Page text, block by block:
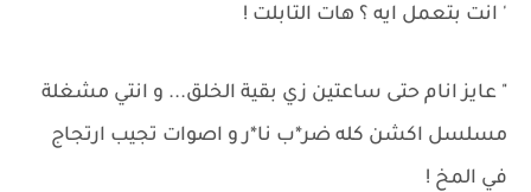
' انت بتعمل ايه ؟ هات التابلت !
" عايز انام حتى ساعتين زي بقية الخلق... و انتي مشغلة
مسلسل اكشن كله ضر*ب نا*ر و اصوات تجيب ارتجاج
في المخ !